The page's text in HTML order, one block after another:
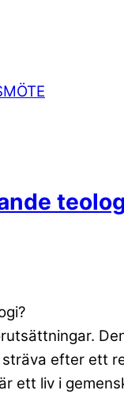
efter ett
ett liv i